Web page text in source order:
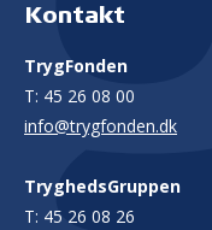
Kontakt
TrygFonden
T: 45 26 08 00
info@trygfonden.dk
TryghedsGruppen
T: 45 26 08 26